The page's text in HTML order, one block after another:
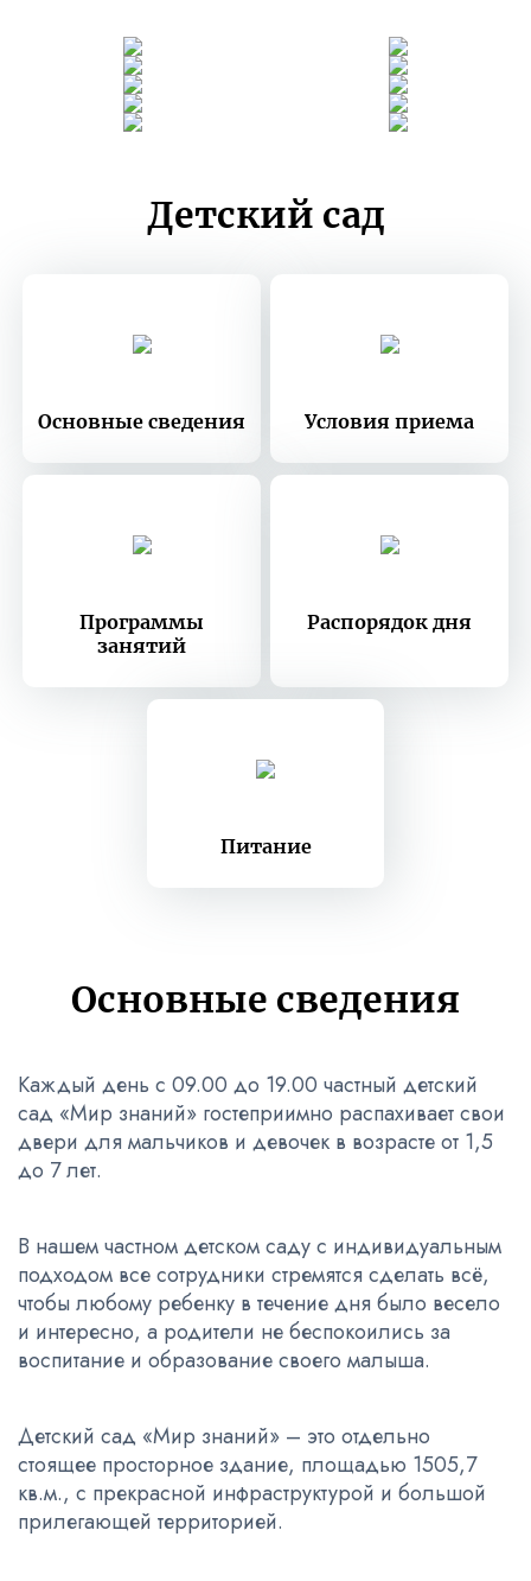
Детский сад
Основные сведения Условия приема
Программы
занятий
Распорядок дня
Питание
Основные сведения
Каждый день с 09.00 до 19.00 частный детский
сад «Мир знаний» гостеприимно распахивает свои
двери для мальчиков и девочек в возрасте от 1,5
до 7 лет.
В нашем частном детском саду с индивидуальным
подходом все сотрудники стремятся сделать всё,
чтобы любому ребенку в течение дня было весело
и интересно, а родители не беспокоились за
воспитание и образование своего малыша.
Детский сад «Мир знаний» – это отдельно
стоящее просторное здание, площадью 1505,7
кв.м., с прекрасной инфраструктурой и большой
прилегающей территорией.